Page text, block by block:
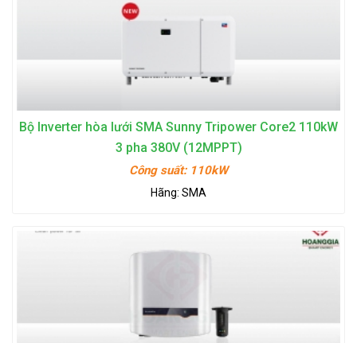
Bộ Inverter hòa lưới SMA Sunny Tripower Core2 110kW
3 pha 380V (12MPPT)
Công suất: 110kW
Hãng: SMA